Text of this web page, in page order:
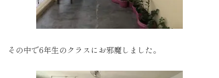
その中で6年生のクラスにお邪魔しました。